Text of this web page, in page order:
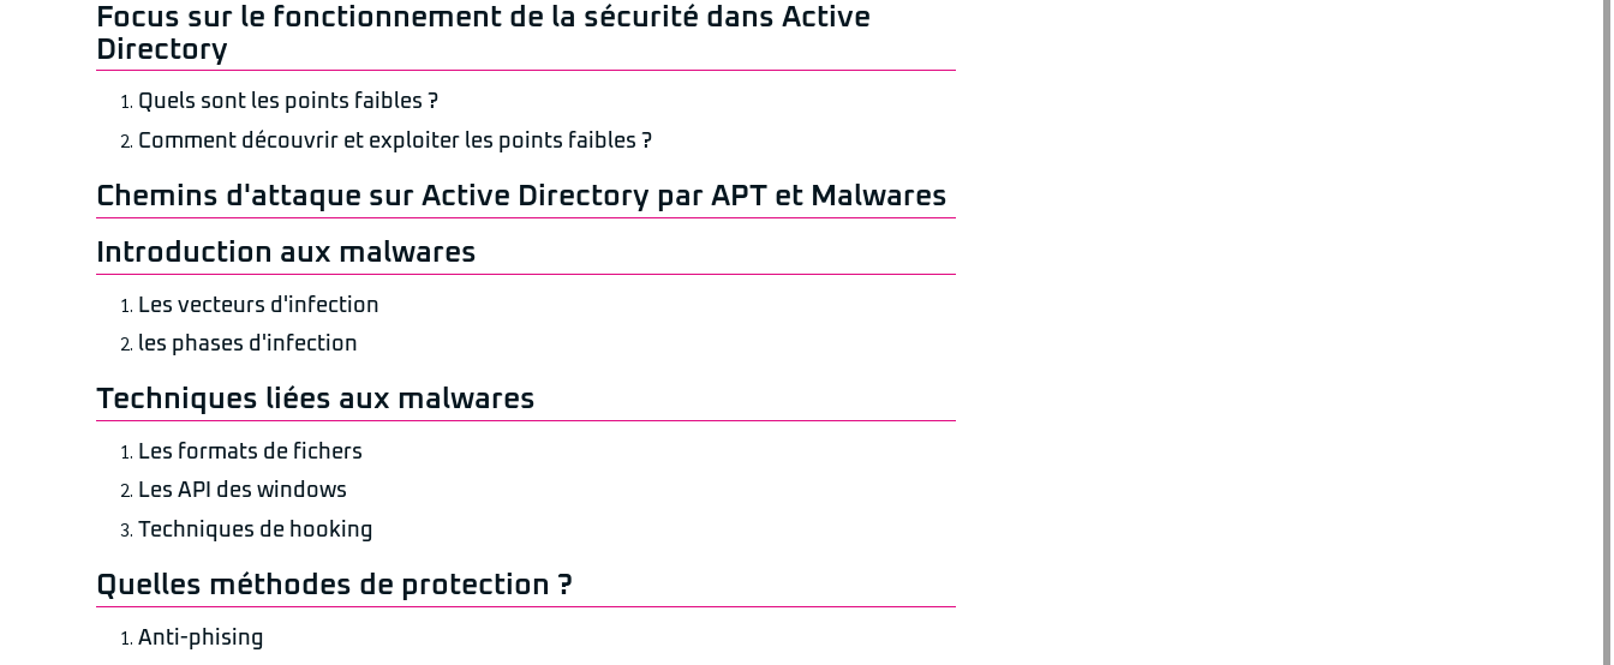
Focus sur le fonctionnement de la sécurité dans Active
Directory
Quels sont les points faibles ?
Comment découvrir et exploiter les points faibles ?
Chemins d'attaque sur Active Directory par APT et Malwares
Introduction aux malwares
Les vecteurs d'infection
les phases d'infection
Techniques liées aux malwares
Les formats de fichers
Les API des windows
Techniques de hooking
Quelles méthodes de protection ?
Anti-phising